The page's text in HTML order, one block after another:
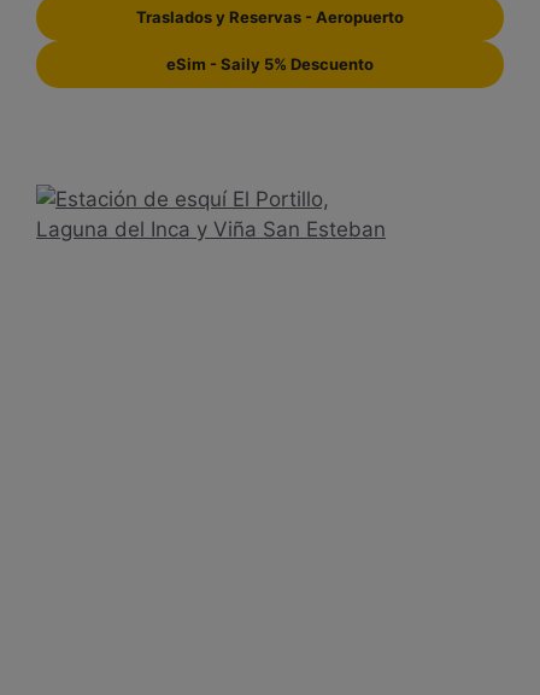
Traslados y Reservas - Aeropuerto
eSim - Saily 5% Descuento